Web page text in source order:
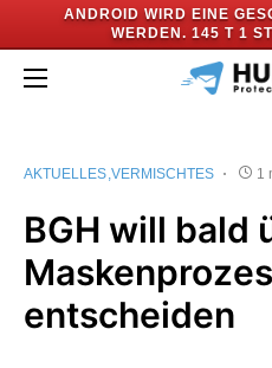
ANDROID WIRD EINE
WERDEN. 145 T 1
AKTUELLES VERMISCHTES 1
BGH will bald
entscheiden